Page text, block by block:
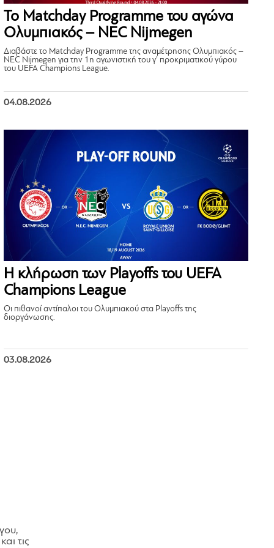
Το Matchday Programme του αγώνα
Ολυμπιακός – NEC Nijmegen
Διαβάστε το Matchday Programme της αναμέτρησης Ολυμπιακός –
NEC Nijmegen για την 1η αγωνιστική του γ’ προκριματικού γύρου
του UEFA Champions League.
04.08.2026
Η κλήρωση των Playoffs του UEFA
Champions League
Οι πιθανοί αντίπαλοι του Ολυμπιακού στα Playoffs της
διοργάνωσης.
03.08.2026
τις